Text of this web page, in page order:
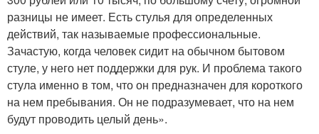
разницы не имеет. Есть стулья для определенных
действий, так называемые профессиональные.
Зачастую, когда человек сидит на обычном бытовом
стуле, у него нет поддержки для рук. И проблема такого
стула именно в том, что он предназначен для короткого
на нем пребывания. Он не подразумевает, что на нем
будут проводить целый день».